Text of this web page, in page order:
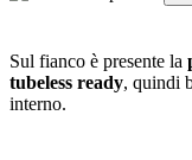
Sul fianco è presente la
tubeless ready, quindi
interno.